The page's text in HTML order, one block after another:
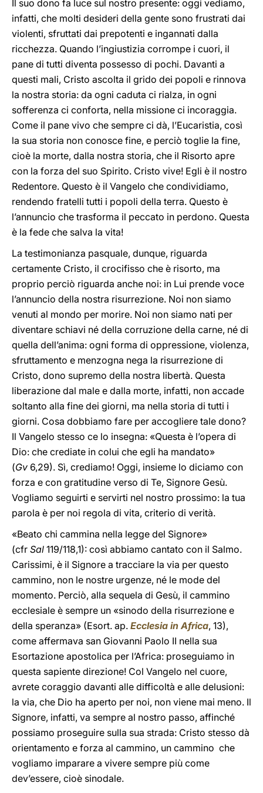
Il suo dono fa luce sul nostro presente: oggi vediamo,
infatti, che molti desideri della gente sono frustrati dai
violenti, sfruttati dai prepotenti e ingannati dalla
ricchezza. Quando l’ingiustizia corrompe i cuori, il
pane di tutti diventa possesso di pochi. Davanti a
questi mali, Cristo ascolta il grido dei popoli e rinnova
la nostra storia: da ogni caduta ci rialza, in ogni
sofferenza ci conforta, nella missione ci incoraggia.
Come il pane vivo che sempre ci dà, l’Eucaristia, così
la sua storia non conosce fine, e perciò toglie la fine,
cioè la morte, dalla nostra storia, che il Risorto apre
con la forza del suo Spirito. Cristo vive! Egli è il nostro
Redentore. Questo è il Vangelo che condividiamo,
rendendo fratelli tutti i popoli della terra. Questo è
l’annuncio che trasforma il peccato in perdono. Questa
è la fede che salva la vita!
La testimonianza pasquale, dunque, riguarda
certamente Cristo, il crocifisso che è risorto, ma
proprio perciò riguarda anche noi: in Lui prende voce
l’annuncio della nostra risurrezione. Noi non siamo
venuti al mondo per morire. Noi non siamo nati per
diventare schiavi né della corruzione della carne, né di
quella dell’anima: ogni forma di oppressione, violenza,
sfruttamento e menzogna nega la risurrezione di
Cristo, dono supremo della nostra libertà. Questa
liberazione dal male e dalla morte, infatti, non accade
soltanto alla fine dei giorni, ma nella storia di tutti i
giorni. Cosa dobbiamo fare per accogliere tale dono?
Il Vangelo stesso ce lo insegna: «Questa è l’opera di
Dio: che crediate in colui che egli ha mandato»
(Gv 6,29). Sì, crediamo! Oggi, insieme lo diciamo con
forza e con gratitudine verso di Te, Signore Gesù.
Vogliamo seguirti e servirti nel nostro prossimo: la tua
parola è per noi regola di vita, criterio di verità.
«Beato chi cammina nella legge del Signore»
(cfr Sal 119/118,1): così abbiamo cantato con il Salmo.
Carissimi, è il Signore a tracciare la via per questo
cammino, non le nostre urgenze, né le mode del
momento. Perciò, alla sequela di Gesù, il cammino
ecclesiale è sempre un «sinodo della risurrezione e
della speranza» (Esort. ap. Ecclesia in Africa, 13),
come affermava san Giovanni Paolo II nella sua
Esortazione apostolica per l’Africa: proseguiamo in
questa sapiente direzione! Col Vangelo nel cuore,
avrete coraggio davanti alle difficoltà e alle delusioni:
la via, che Dio ha aperto per noi, non viene mai meno. Il
Signore, infatti, va sempre al nostro passo, affinché
possiamo proseguire sulla sua strada: Cristo stesso dà
orientamento e forza al cammino, un cammino che
vogliamo imparare a vivere sempre più come
dev’essere, cioè sinodale.